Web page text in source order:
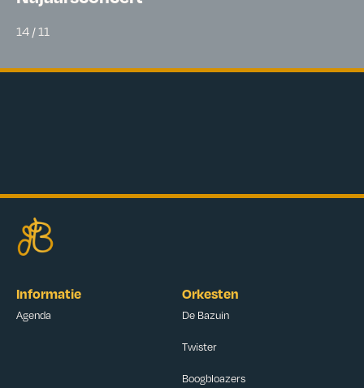
14 / 11
Informatie
Agenda
Orkesten
De Bazuin
Twister
Boogbloazers